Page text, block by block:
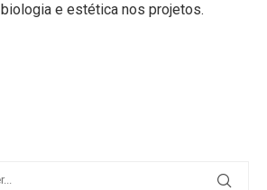
e estética nos projetos.